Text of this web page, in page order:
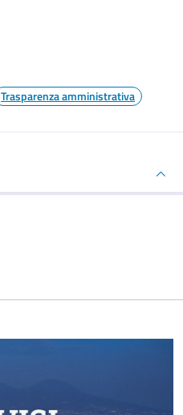
Trasparenza amministrativa